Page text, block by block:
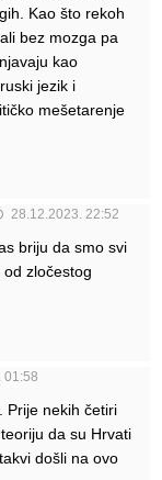
Kao što rekoh
bez mozga pa
kao
jezik i
mešetarenje
28.12.2023. 22:52
briju da smo svi
zločestog
01:58
Prije nekih četiri
da su Hrvati
došli na ovo